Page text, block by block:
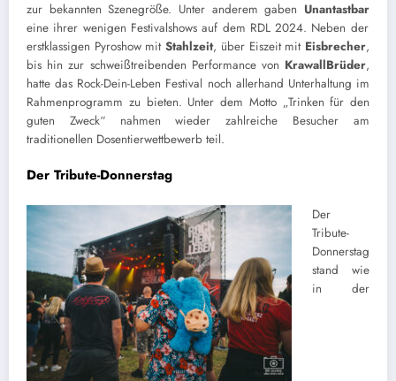
zur bekannten Szenegröße. Unter anderem gaben Unantastbar
eine ihrer wenigen Festivalshows auf dem RDL 2024. Neben der
erstklassigen Pyroshow mitStahlzeit, über Eiszeit mit Eisbrecher,
bis hin zur schweißtreibenden Performance von KrawallBrüder,
hatte das Rock-Dein-Leben Festival noch allerhand Unterhaltung im
Rahmenprogramm zu bieten. Unter dem Motto „Trinken für den
guten Zweck“ nahmen wieder zahlreiche Besucher am
traditionellen Dosentierwettbewerb teil.
Der Tribute-Donnerstag
Der
Tribute-
Donnerstag
stand wie
in der